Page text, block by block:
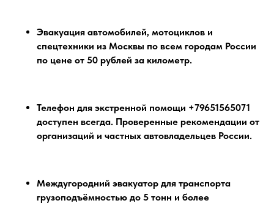
Эвакуация автомобилей, мотоциклов и
спецтехники из Москвы по всем городам России
по цене от 50 рублей за километр.
Телефон для экстренной помощи +79651565071
доступен всегда. Проверенные рекомендации от
организаций и частных автовладельцев России.
Междугородний эвакуатор для транспорта
грузоподъёмностью до 5 тонн и более